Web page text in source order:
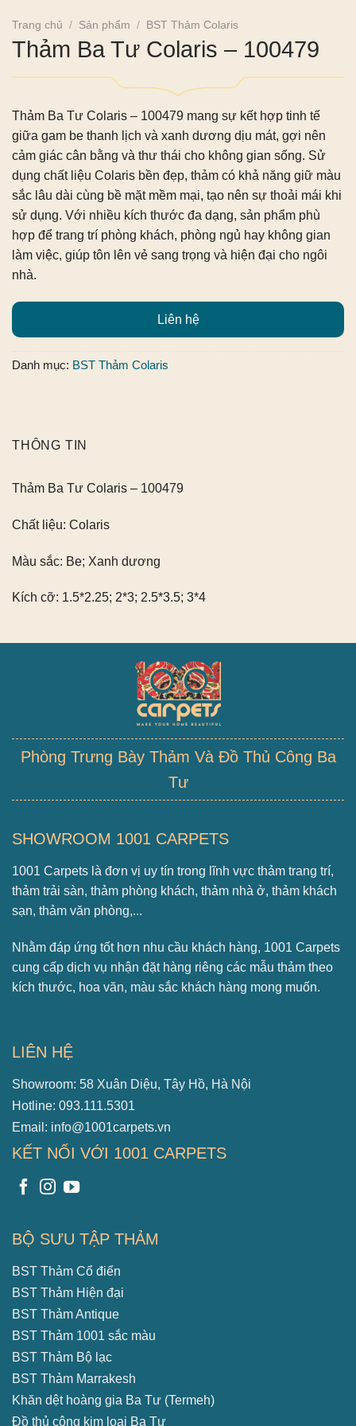
Trang chủ / Sản phẩm / BST Thảm Colaris
Thảm Ba Tư Colaris – 100479
Thảm Ba Tư Colaris – 100479 mang sự kết hợp tinh tế
giữa gam be thanh lịch và xanh dương dịu mát, gợi nên
cảm giác cân bằng và thư thái cho không gian sống. Sử
dụng chất liệu Colaris bền đẹp, thảm có khả năng giữ màu
sắc lâu dài cùng bề mặt mềm mại, tạo nên sự thoải mái khi
sử dụng. Với nhiều kích thước đa dạng, sản phẩm phù
hợp để trang trí phòng khách, phòng ngủ hay không gian
làm việc, giúp tôn lên vẻ sang trọng và hiện đại cho ngôi
nhà.
Liên hệ
Danh mục: BST Thảm Colaris
THÔNG TIN
Thảm Ba Tư Colaris – 100479
Chất liệu: Colaris
Màu sắc: Be; Xanh dương
Kích cỡ: 1.5*2.25; 2*3; 2.5*3.5; 3*4
Phòng Trưng Bày Thảm Và Đồ Thủ Công Ba
Tư
SHOWROOM 1001 CARPETS
1001 Carpets là đơn vị uy tín trong lĩnh vực thảm trang trí,
thảm trải sàn, thảm phòng khách, thảm nhà ở, thảm khách
sạn, thảm văn phòng,...
Nhằm đáp ứng tốt hơn nhu cầu khách hàng, 1001 Carpets
cung cấp dịch vụ nhận đặt hàng riêng các mẫu thảm theo
kích thước, hoa văn, màu sắc khách hàng mong muốn.
LIÊN HỆ
Showroom: 58 Xuân Diệu, Tây Hồ, Hà Nội
Hotline: 093.111.5301
Email: info@1001carpets.vn
KẾT NỐI VỚI 1001 CARPETS
BỘ SƯU TẬP THẢM
BST Thảm Cổ điển
BST Thảm Hiện đại
BST Thảm Antique
BST Thảm 1001 sắc màu
BST Thảm Bộ lạc
BST Thảm Marrakesh
Khăn dệt hoàng gia Ba Tư (Termeh)
Đồ thủ công kim loại Ba Tư